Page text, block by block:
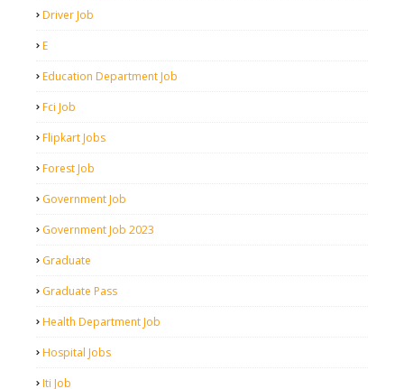
Driver Job
E
Education Department Job
Fci Job
Flipkart Jobs
Forest Job
Government Job
Government Job 2023
Graduate
Graduate Pass
Health Department Job
Hospital Jobs
Iti Job